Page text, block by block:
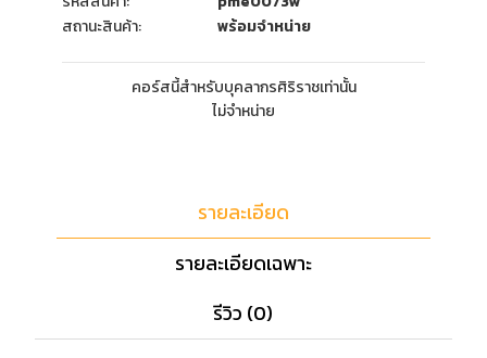
สถานะสินค้า:
พร้อมจำหน่าย
คอร์สนี้สำหรับบุคลากรศิริราชเท่านั้น
ไม่จำหน่าย
รายละเอียด
รายละเอียดเฉพาะ
รีวิว (0)